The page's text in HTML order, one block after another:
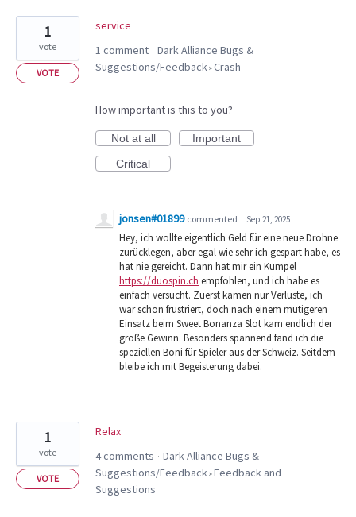
service
1
vote
VOTE
1 comment · Dark Alliance Bugs &
Suggestions/Feedback»Crash
How important is this to you?
Not at all
Important
Critical
jonsen#01899 commented · Sep 21, 2025
Hey, ich wollte eigentlich Geld für eine neue Drohne
zurücklegen, aber egal wie sehr ich gespart habe, es
hat nie gereicht. Dann hat mir ein Kumpel
https://duospin.ch empfohlen, und ich habe es
einfach versucht. Zuerst kamen nur Verluste, ich
war schon frustriert, doch nach einem mutigeren
Einsatz beim Sweet Bonanza Slot kam endlich der
große Gewinn. Besonders spannend fand ich die
speziellen Boni für Spieler aus der Schweiz. Seitdem
bleibe ich mit Begeisterung dabei.
Relax
1
vote
VOTE
4 comments · Dark Alliance Bugs &
Suggestions/Feedback»Feedback and
Suggestions